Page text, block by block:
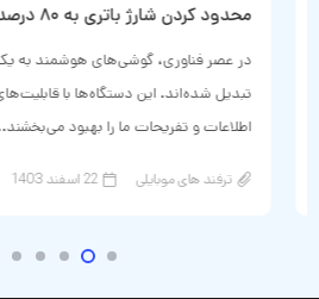
محدود کردن شارژ باتری به ۸۰ درصد: راهکارها و…
در عصر فناوری، گوشی‌های هوشمند به یکی
تبدیل شده‌اند. این دستگاه‌ها با قابلیت‌های
اطلاعات و تفریحات ما را بهبود می‌بخشند.…
ترفند های موبایلی 22 اسفند 1403